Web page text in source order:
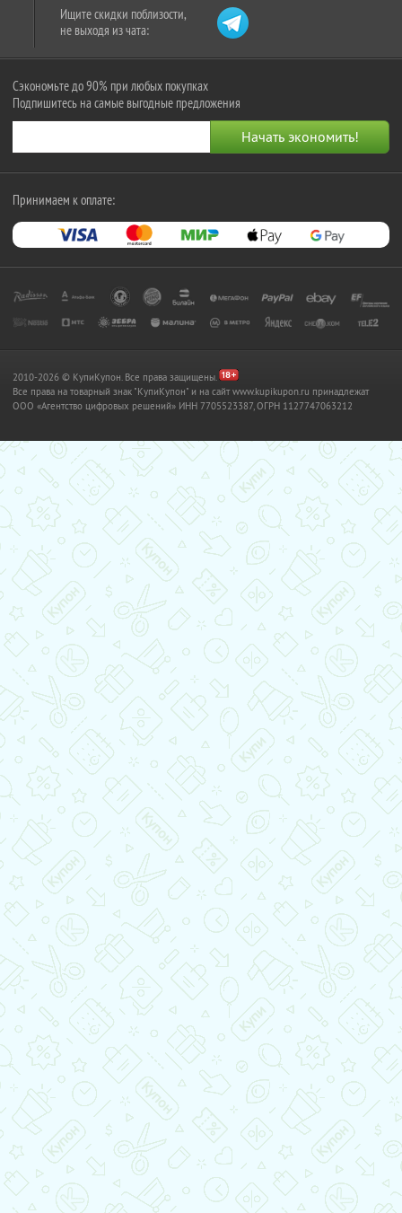
Ищите скидки поблизости,
не выходя из чата:
Сэкономьте до 90% при любых покупках
Подпишитесь на самые выгодные предложения
Принимаем к оплате:
2010-2026 © КупиКупон. Все права защищены.
Все права на товарный знак "КупиКупон" и на сайт www.kupikupon.ru принадлежат
OOO «Агентство цифровых решений» ИНН 7705523387, ОГРН 1127747063212